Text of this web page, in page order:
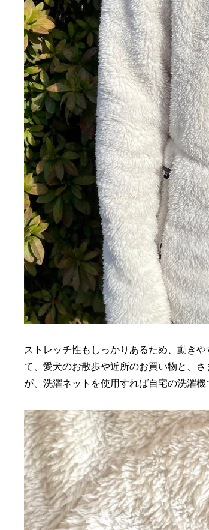
ストレッチ性もしっかりあるため、動き
て、愛犬のお散歩や近所のお買い物と、
が、洗濯ネットを使用すれば自宅の洗濯